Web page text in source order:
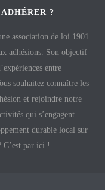
?
association de loi 1901
adhésions. Son objectif
entre
souhaitez connaître les
et rejoindre notre
qui s’engagent
durable local sur
par ici !